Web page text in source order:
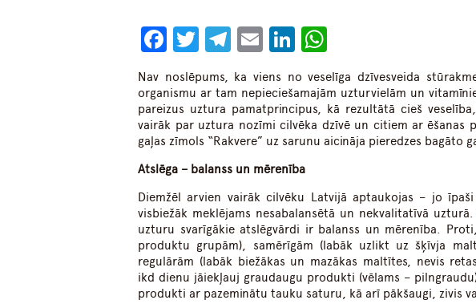
Facebook
Twitter
Telegram
EmailLinkedIn
Nav noslēpums, ka viens no veselīga dzīvesveida
organismu ar tam nepieciešamajām uzturvielām un
pareizus uztura pamatprincipus, kā rezultātā cieš
vairāk par uztura nozīmi cilvēka dzīvē un citiem ar ēšanas
gaļas zīmols “Rakvere” uz sarunu aicināja pieredzes
Atslēga – balanss un mērenība
Diemžēl arvien vairāk cilvēku Latvijā aptaukojas – jo
visbiežāk meklējams nesabalansētā un nekvalitatīvā
uzturu svarīgākie atslēgvārdi ir balanss un mērenība.
produktu grupām), samērīgām (labāk uzlikt uz šķīvja
regulārām (labāk biežākas un mazākas maltītes, nevis
ikd dienu jāiekļauj graudaugu produkti (vēlams –
produkti ar pazeminātu tauku saturu, kā arī pākšaugi, zivis